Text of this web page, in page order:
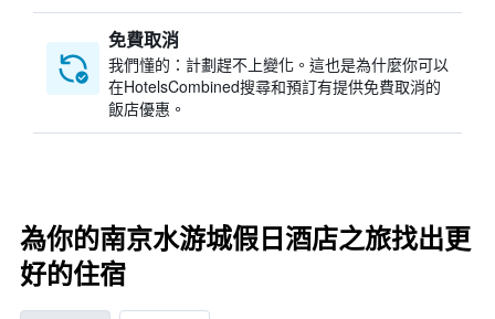
免費取消
我們懂的：計劃趕不上變化。這也是為什麼你可以
在HotelsCombined搜尋和預訂有提供免費取消的
飯店優惠。
為你的南京水游城假日酒店之旅找出更
好的住宿